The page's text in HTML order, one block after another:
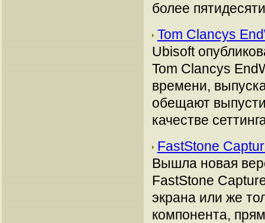
более
Tom Clancys
Ubisoft
Tom Clancys
времени,
обещают
качестве
FastStone
Вышла новая
FastStone
экрана или же
компонента,